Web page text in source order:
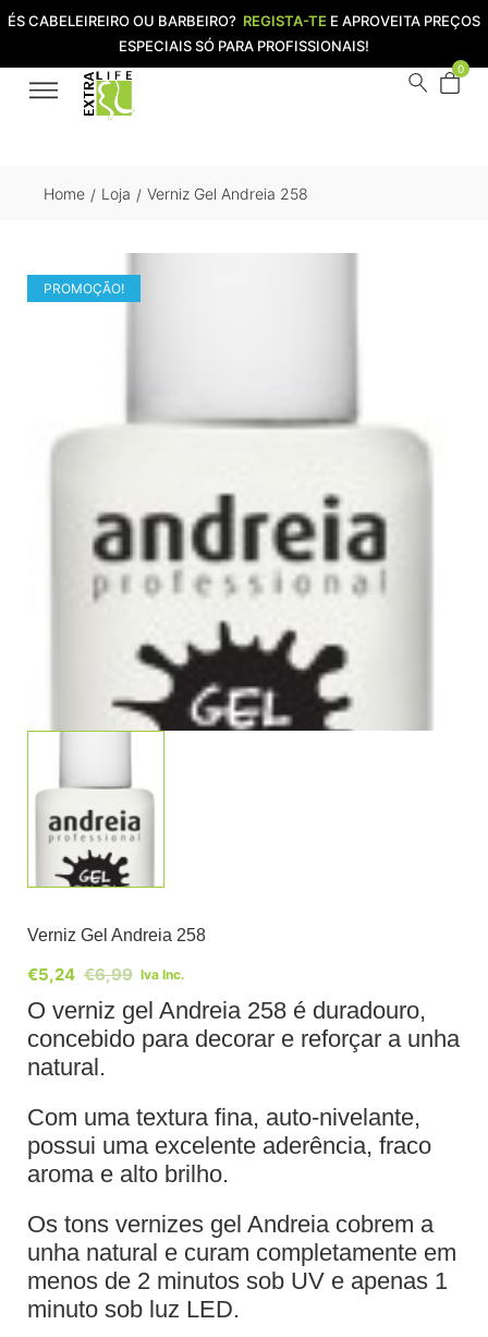
ÉS CABELEIREIRO OU BARBEIRO? REGISTA-TE E APROVEITA PREÇOS
ESPECIAIS SÓ PARA PROFISSIONAIS!
0
Home / Loja / Verniz Gel Andreia 258
PROMOÇÃO!
Verniz Gel Andreia 258
€6,99
€5,24 Iva Inc.
O verniz gel Andreia 258 é duradouro,
concebido para decorar e reforçar a unha
natural.
Com uma textura fina, auto-nivelante,
possui uma excelente aderência, fraco
aroma e alto brilho.
Os tons vernizes gel Andreia cobrem a
unha natural e curam completamente em
menos de 2 minutos sob UV e apenas 1
minuto sob luz LED.